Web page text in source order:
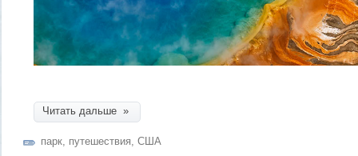
Читать дальше »
парк путешествия США